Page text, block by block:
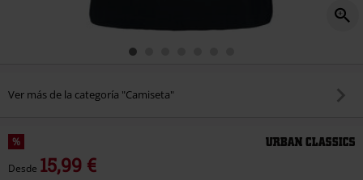
Ver más de la categoría "Camiseta"
%
Desde 15,99 €